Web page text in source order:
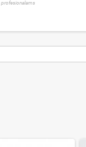
profesionalams